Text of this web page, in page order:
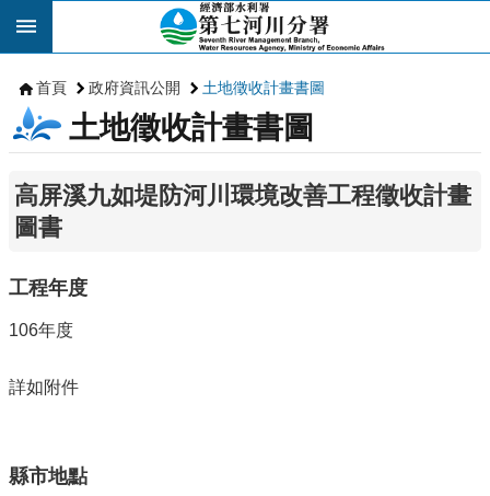
跳到主要內容區塊
首頁 政府資訊公開 土地徵收計畫書圖
土地徵收計畫書圖
高屏溪九如堤防河川環境改善工程徵收計畫
圖書
工程年度
106年度
詳如附件
縣市地點